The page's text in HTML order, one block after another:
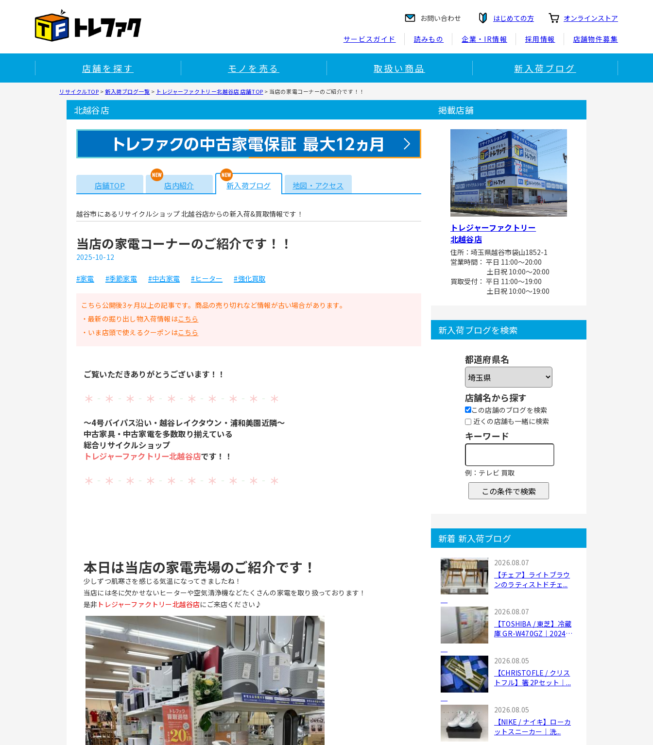
お問い合わせ はじめての方 オンラインストア
サービスガイド 読みもの 企業・IR情報 採用情報 店舗物件募集
店舗を探す モノを売る 取扱い商品 新入荷ブログ
リサイクルTOP >新入荷ブログ一覧 > トレジャーファクトリー北越谷店 店舗TOP > 当店の家電コーナーのご紹介です！！
北越谷店
店舗TOP 店内紹介 新入荷ブログ 地図・アクセス
越谷市にあるリサイクルショップ 北越谷店からの新入荷&買取情報です！
当店の家電コーナーのご紹介です！！
2025-10-12
#家電 #季節家電 #中古家電 #ヒーター #強化買取
こちら公開後3ヶ月以上の記事です。商品の売り切れなど情報が古い場合があります。
・最新の掘り出し物入荷情報はこちら
・いま店頭で使えるクーポンはこちら
ご覧いただきありがとうございます！！
＊ ‐ ＊ ‐ ＊ ‐ ＊ ‐ ＊ ‐ ＊ ‐ ＊ ‐ ＊ ‐ ＊ ‐ ＊
～4号バイパス沿い・越谷レイクタウン・浦和美園近隣～
中古家具・中古家電を多数取り揃えている
総合リサイクルショップ
トレジャーファクトリー北越谷店です！！
＊ ‐ ＊ ‐ ＊ ‐ ＊ ‐ ＊ ‐ ＊ ‐ ＊ ‐ ＊ ‐ ＊ ‐ ＊
本日は当店の家電売場のご紹介です！
少しずつ肌寒さを感じる気温になってきましたね！
当店には冬に欠かせないヒーターや空気清浄機などたくさんの家電を取り扱っております！
是非 トレジャーファクトリー北越谷店にご来店ください♪
掲載店舗
トレジャーファクトリー
北越谷店
住所：埼玉県越谷市袋山1852-1
営業時間： 平日 11:00～20:00
土日祝 10:00～20:00
買取受付： 平日 11:00～19:00
土日祝 10:00～19:00
新入荷ブログを検索
都道府県名
店舗名から探す
この店舗のブログを検索
近くの店舗も一緒に検索
キーワード
例：テレビ 買取
この条件で検索
新着 新入荷ブログ
2026.08.07
【チェア】ライトブラウ
ンのラティストドチェ...
2026.08.07
【TOSHIBA / 東芝】冷蔵
庫 GR-W470GZ｜2024
2026.08.05
【CHRISTOFLE / クリス
トフル】箸 2Pセット｜...
2026.08.05
【NIKE / ナイキ】ローカ
ットスニーカー｜洗...